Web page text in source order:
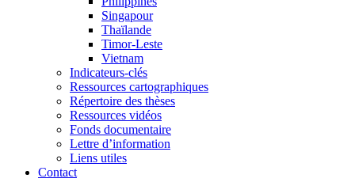
Singapour
Thaïlande
Timor-Leste
Vietnam
Indicateurs-clés
Ressources cartographiques
Répertoire des thèses
Ressources vidéos
Fonds documentaire
Lettre d’information
Liens utiles
Contact